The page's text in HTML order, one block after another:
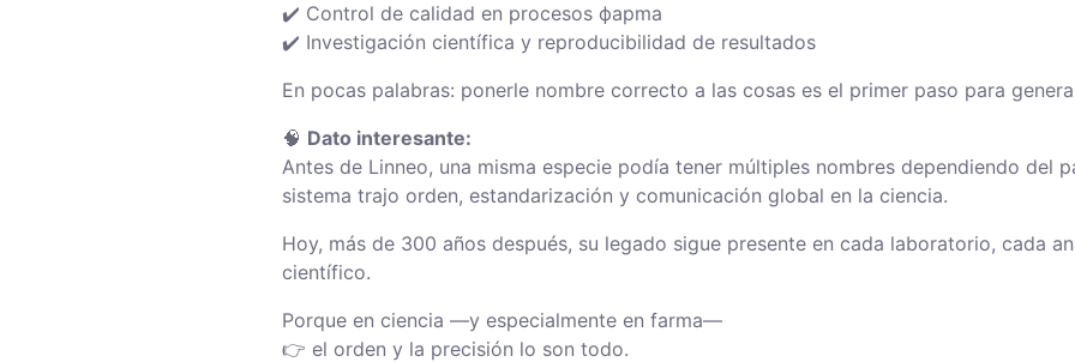
✔️ Control de calidad en procesos фарma
✔️ Investigación científica y reproducibilidad de resultados
En pocas palabras: ponerle nombre correcto a las cosas es el primer paso para
🧠 Dato interesante:
Antes de Linneo, una misma especie podía tener múltiples nombres dependiendo del
sistema trajo orden, estandarización y comunicación global en la ciencia.
Hoy, más de 300 años después, su legado sigue presente en cada laboratorio, cada
científico.
Porque en ciencia —y especialmente en farma—
👉 el orden y la precisión lo son todo.